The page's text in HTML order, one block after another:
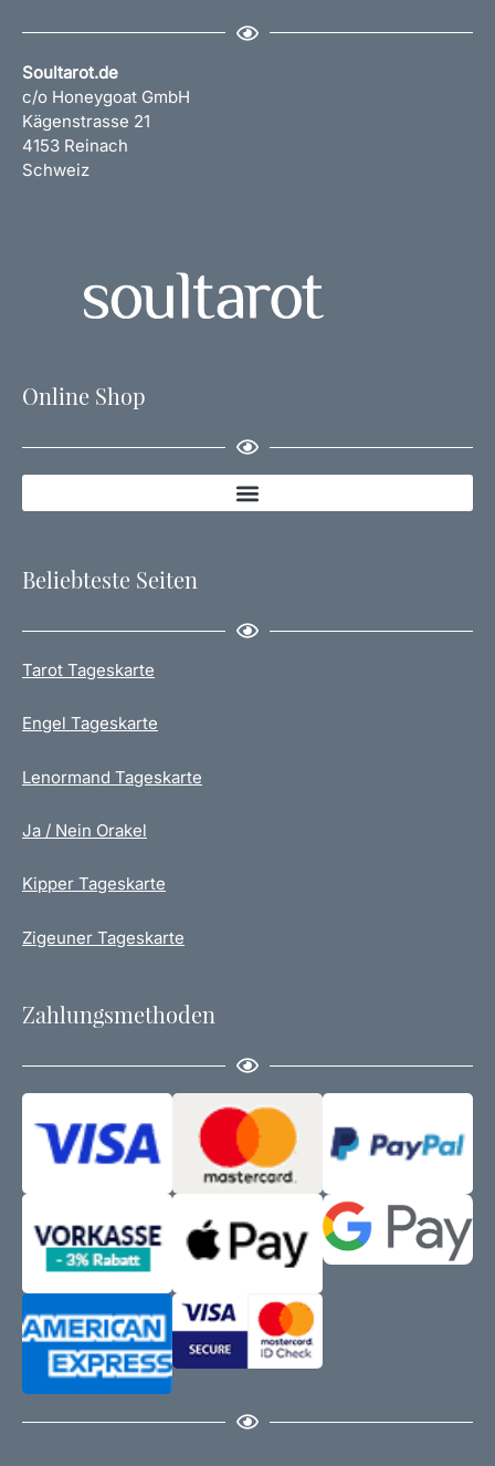
Soultarot.de
c/o Honeygoat GmbH
Kägenstrasse 21
4153 Reinach
Schweiz
Online Shop
Beliebteste Seiten
Tarot Tageskarte
Engel Tageskarte
Lenormand Tageskarte
Ja / Nein Orakel
Kipper Tageskarte
Zigeuner Tageskarte
Zahlungsmethoden